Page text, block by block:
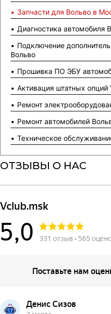
Запчасти для Вольво в
Диагностика автомобиля
Подключение
Вольво
Прошивка ПО ЭБУ
Активация штатных опций
Ремонт
Ремонт автомобилей
Техническое
ОТЗЫВЫ О НАС